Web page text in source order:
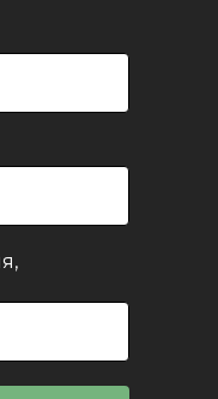
случае
отчета